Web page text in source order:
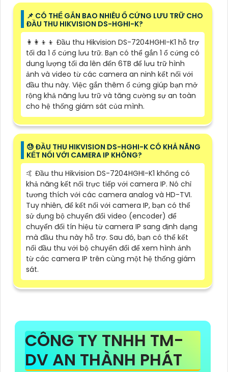
📌 CÓ THỂ GẮN BAO NHIÊU Ổ CỨNG LƯU TRỮ CHO
ĐẦU THU HIKVISION DS-HGHI-K?
👩‍👩‍👦‍👦 Đầu thu Hikvision DS-7204HGHI-K1 hỗ trợ
tối đa 1 ổ cứng lưu trữ. Bạn có thể gắn 1 ổ cứng có
dung lượng tối đa lên đến 6TB để lưu trữ hình
ảnh và video từ các camera an ninh kết nối với
đầu thu này. Việc gắn thêm ổ cứng giúp bạn mở
rộng khả năng lưu trữ và tăng cường sự an toàn
cho hệ thống giám sát của mình.
😓 ĐẦU THU HIKVISION DS-HGHI-K CÓ KHẢ NĂNG
KẾT NỐI VỚI CAMERA IP KHÔNG?
🤙 Đầu thu Hikvision DS-7204HGHI-K1 không có
khả năng kết nối trực tiếp với camera IP. Nó chỉ
tương thích với các camera analog và HD-TVI.
Tuy nhiên, để kết nối với camera IP, bạn có thể
sử dụng bộ chuyển đổi video (encoder) để
chuyển đổi tín hiệu từ camera IP sang định dạng
mà đầu thu này hỗ trợ. Sau đó, bạn có thể kết
nối đầu thu với bộ chuyển đổi để xem hình ảnh
từ các camera IP trên cùng một hệ thống giám
sát.
CÔNG TY TNHH TM-
DV AN THÀNH PHÁT